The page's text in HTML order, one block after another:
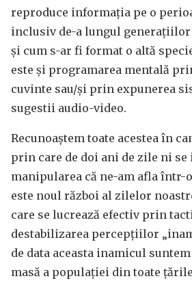
reproduce informația pe o
inclusiv de-a lungul generațiilor
și cum s-ar fi format o altă
este și programarea mentală
cuvinte sau/și prin expunerea
sugestii audio-video.
Recunoaștem toate acestea în
prin care de doi ani de zile ni
manipularea că ne-am afla într-
este noul război al zilelor
care se lucrează efectiv prin
destabilizarea percepțiilor
de data aceasta inamicul
masă a populației din toate